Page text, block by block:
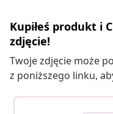
Kupiłeś produkt i
zdjęcie!
Twoje zdjęcie może
z poniższego linku,